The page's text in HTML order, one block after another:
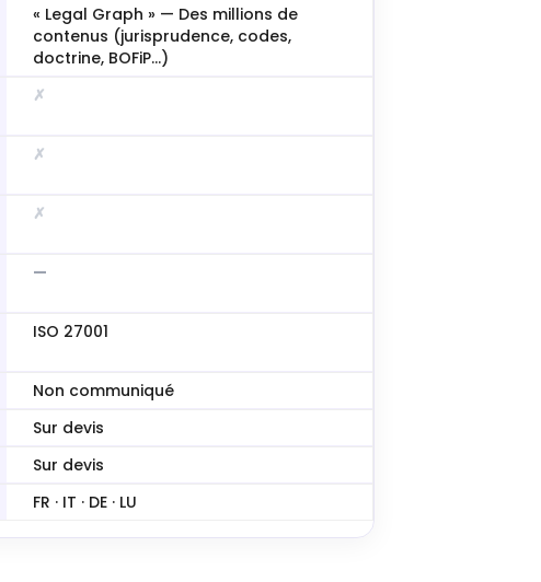
« Legal Graph » — Des millions de
contenus (jurisprudence, codes,
doctrine, BOFiP…)
✗
✗
✗
—
ISO 27001
Non communiqué
Sur devis
Sur devis
FR · IT · DE · LU